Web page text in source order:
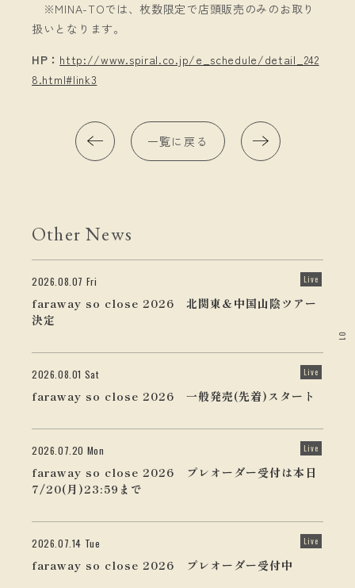
01
※MINA-TOでは、枚数限定で店頭販売のみのお取り
扱いとなります。
HP： http://www.spiral.co.jp/e_schedule/detail_242
8.html#link3
一覧に戻る
Other News
2026.08.07 Fri Live
faraway so close 2026 北関東＆中国山陰ツアー
決定
2026.08.01 Sat Live
faraway so close 2026 一般発売(先着)スタート
2026.07.20 Mon Live
faraway so close 2026 プレオーダー受付は本日
7/20(月)23:59まで
2026.07.14 Tue Live
faraway so close 2026 プレオーダー受付中